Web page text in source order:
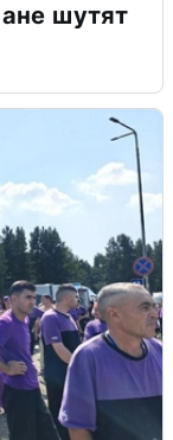
шутят